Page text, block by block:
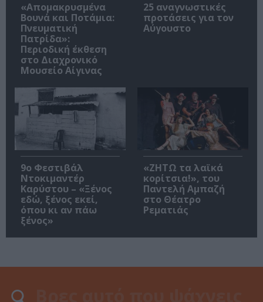
«Απομακρυσμένα
Βουνά και Ποτάμια:
Πνευματική
Πατρίδα»:
Περιοδική έκθεση
στο Διαχρονικό
Μουσείο Αίγινας
25 αναγνωστικές
προτάσεις για τον
Αύγουστο
9ο Φεστιβάλ
Ντοκιμαντέρ
Καρύστου – «Ξένος
εδώ, ξένος εκεί,
όπου κι αν πάω
ξένος»
«ΖΗΤΩ τα λαϊκά
κορίτσια!», του
Παντελή Αμπαζή
στο Θέατρο
Ρεματιάς